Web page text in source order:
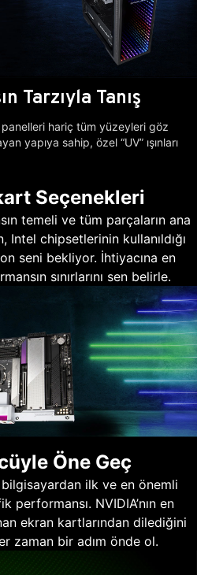
Tarzıyla Tanış
panelleri hariç tüm yüzeyleri göz
yapıya sahip, özel “UV” ışınları
Seçenekleri
temeli ve tüm parçaların ana
chipsetlerinin kullanıldığı
seni bekliyor. İhtiyacına en
sınırlarını sen belirle.
Öne Geç
ilk ve en önemli
performansı. NVIDIA’nın en
ekran kartlarından dilediğini
zaman bir adım önde ol.